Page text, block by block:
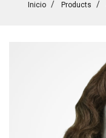
Inicio Products